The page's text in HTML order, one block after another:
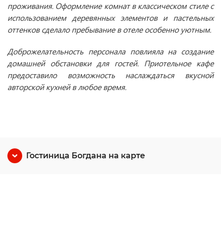
проживания. Оформление комнат в классическом стиле с
использованием деревянных элементов и пастельных
оттенков сделало пребывание в отеле особенно уютным.
Доброжелательность персонала повлияла на создание
домашней обстановки для гостей. Приотельное кафе
предоставило возможность наслаждаться вкусной
авторской кухней в любое время.
Гостиница Богдана на карте